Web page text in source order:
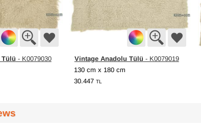
- K0079030
Vintage Anadolu Tülü - K0079019
130 cm x 180 cm
30.447 TL